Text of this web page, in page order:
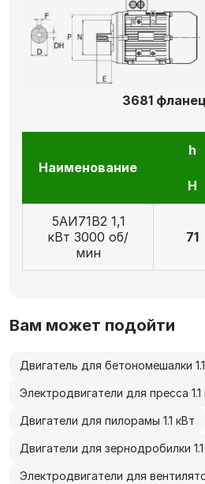
3681
Наименование
h
H
5АИ71В2 1,1
кВт 3000 об/
мин
71
Вам может подойти
Двигатель для бетономешалки
Электродвигатели для пресса 1.1
Двигатели для пилорамы 1.1 кВт
Двигатели для зернодробилки
Электродвигатели для